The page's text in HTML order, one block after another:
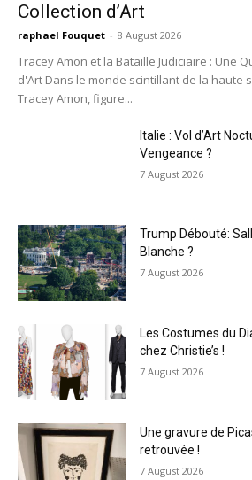
Collection d’Art
raphael Fouquet - 8 August 2026
Tracey Amon et la Bataille Judiciaire : Une
d'Art Dans le monde scintillant de la haute
Tracey Amon, figure...
Italie : Vol d’Art
Vengeance ?
7 August 2026
Trump Débouté:
Blanche ?
7 August 2026
Les Costumes du
chez Christie’s !
7 August 2026
Une gravure de
retrouvée !
7 August 2026